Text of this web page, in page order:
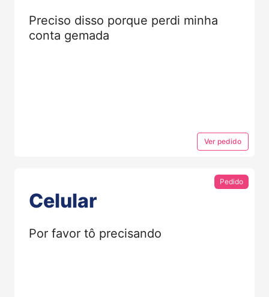
Preciso disso porque perdi minha
conta gemada
Ver pedido
Pedido
Celular
Por favor tô precisando